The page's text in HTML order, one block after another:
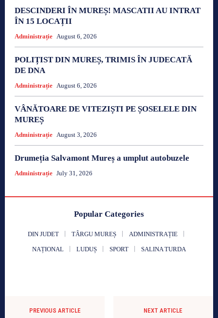
DESCINDERI ÎN MUREȘ! MASCATII AU INTRAT
ÎN 15 LOCAȚII
Administrație August 6, 2026
POLIȚIST DIN MUREȘ, TRIMIS ÎN JUDECATĂ
DE DNA
Administrație August 6, 2026
VÂNĂTOARE DE VITEZIȘTI PE ȘOSELELE DIN
MUREȘ
Administrație August 3, 2026
Drumeția Salvamont Mureș a umplut autobuzele
Administrație July 31, 2026
Popular Categories
DIN JUDET TÂRGU MUREȘ ADMINISTRAȚIE
NAȚIONAL LUDUȘ SPORT SALINA TURDA
PREVIOUS ARTICLE NEXT ARTICLE